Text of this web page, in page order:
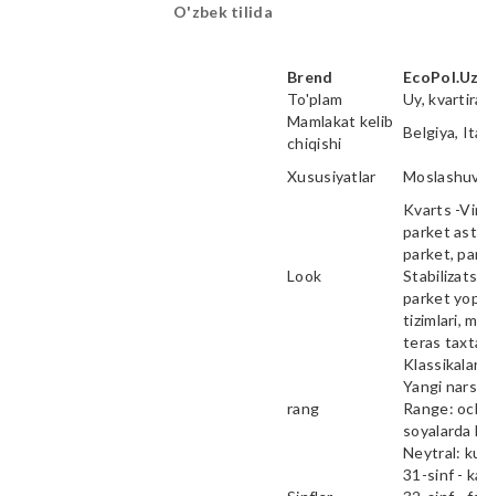
O'zbek tilida
Brend EcoPol.Uz
To'plam
Uy,
Mamlakat kelib
chiqishi
Belgiya,
Xususiyatlar
Look
Kvarts -
parket
parket,
parket
tizimlari,
teras
rang
Yangi
Range:
soyalarda
Neytral:
31-sinf -